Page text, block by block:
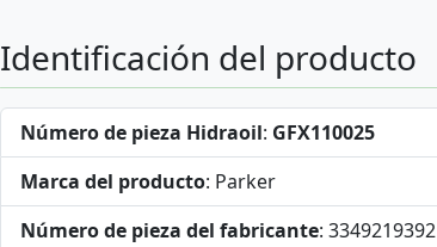
Identificación del producto
Número de pieza Hidraoil: GFX110025
Marca del producto: Parker
Número de pieza del fabricante: 3349219392